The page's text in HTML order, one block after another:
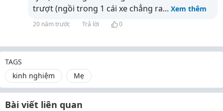
trượt (ngồi trong 1 cái xe chẳng ra... Xem thêm
20 năm trước Trả lời 0
TAGS
kinh nghiệm
Mẹ
Bài viết liên quan